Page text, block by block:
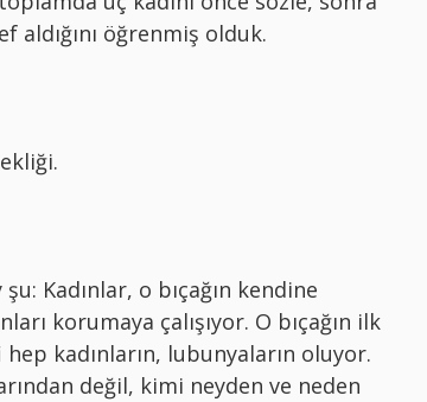
aldığını öğrenmiş olduk.
Kadınlar, o bıçağın kendine
korumaya çalışıyor. O bıçağın ilk
kadınların, lubunyaların oluyor.
değil, kimi neyden ve neden